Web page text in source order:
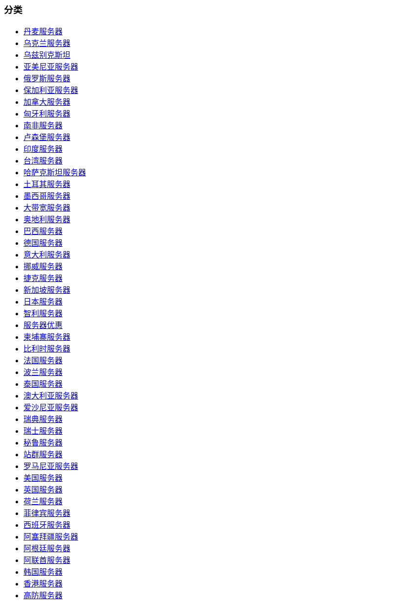
分类
丹麦服务器
乌克兰服务器
乌兹别克斯坦
亚美尼亚服务器
俄罗斯服务器
保加利亚服务器
加拿大服务器
匈牙利服务器
南非服务器
卢森堡服务器
印度服务器
台湾服务器
哈萨克斯坦服务器
土耳其服务器
墨西哥服务器
大带宽服务器
奥地利服务器
巴西服务器
德国服务器
意大利服务器
挪威服务器
捷克服务器
新加坡服务器
日本服务器
智利服务器
服务器优惠
柬埔寨服务器
比利时服务器
法国服务器
波兰服务器
泰国服务器
澳大利亚服务器
爱沙尼亚服务器
瑞典服务器
瑞士服务器
秘鲁服务器
站群服务器
罗马尼亚服务器
美国服务器
英国服务器
荷兰服务器
菲律宾服务器
西班牙服务器
阿塞拜疆服务器
阿根廷服务器
阿联酋服务器
韩国服务器
香港服务器
高防服务器